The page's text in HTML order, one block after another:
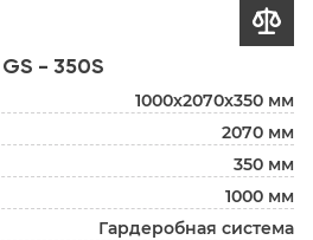

- 350S
1000x2070x350 мм
2070 мм
350 мм
1000 мм
Гардеробная система